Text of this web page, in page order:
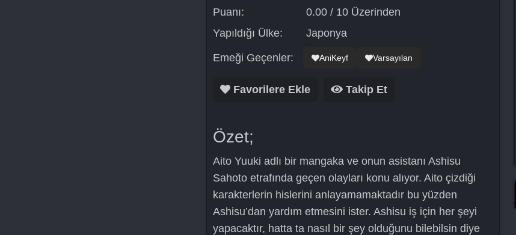
Puanı:
0.00 / 10 Üzerinden
Yapıldığı Ülke:
Japonya
Emeği Geçenler: AniKeyf Varsayılan
Favorilere Ekle Takip Et
Özet;
Aito Yuuki adlı bir mangaka ve onun asistanı Ashisu
Sahoto etrafında geçen olayları konu alıyor. Aito çizdiği
karakterlerin hislerini anlayamamaktadır bu yüzden
Ashisu’dan yardım etmesini ister. Ashisu iş için her şeyi
yapacaktır, hatta ta nasıl bir şey olduğunu bilebilsin diye